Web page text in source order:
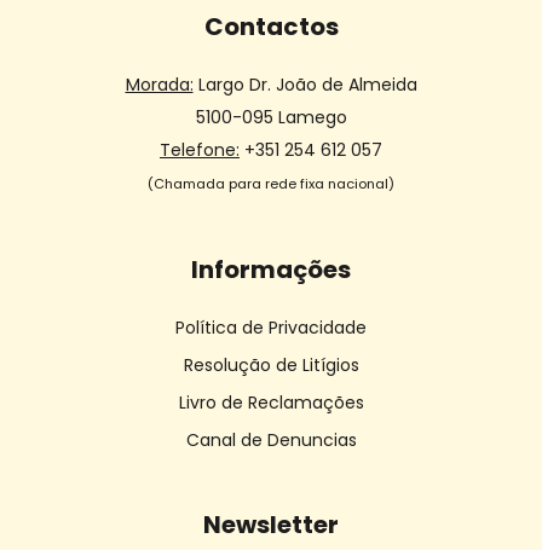
Contactos
Morada: Largo Dr. João de Almeida
5100-095 Lamego
Telefone: +351 254 612 057
(Chamada para rede fixa nacional)
Informações
Política de Privacidade
Resolução de Litígios
Livro de Reclamações
Canal de Denuncias
Newsletter